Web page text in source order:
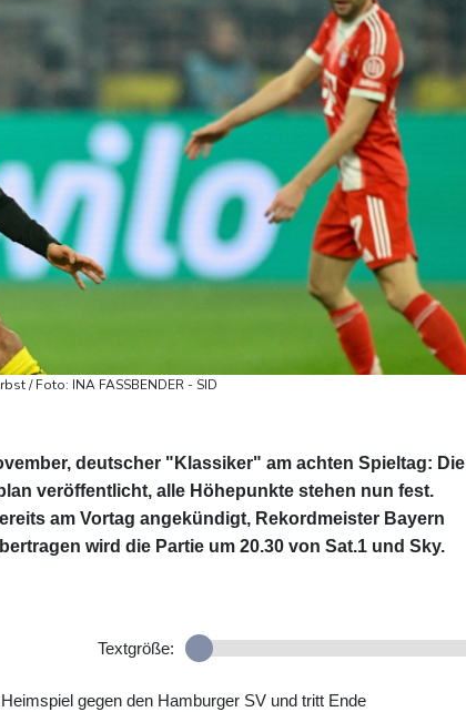
/ Foto: INA FASSBENDER - SID
deutscher "Klassiker" am achten Spieltag: Die
veröffentlicht, alle Höhepunkte stehen nun fest.
am Vortag angekündigt, Rekordmeister Bayern
wird die Partie um 20.30 von Sat.1 und Sky.
Textgröße:
gegen den Hamburger SV und tritt Ende